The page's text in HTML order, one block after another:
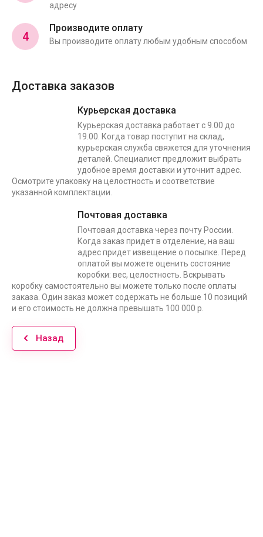
адресу
4
Производите оплату
Вы производите оплату любым удобным способом
Доставка заказов
Курьерская доставка
Курьерская доставка работает с 9.00 до
19.00. Когда товар поступит на склад,
курьерская служба свяжется для уточнения
деталей. Специалист предложит выбрать
удобное время доставки и уточнит адрес.
Осмотрите упаковку на целостность и соответствие
указанной комплектации.
Почтовая доставка
Почтовая доставка через почту России.
Когда заказ придет в отделение, на ваш
адрес придет извещение о посылке. Перед
оплатой вы можете оценить состояние
коробки: вес, целостность. Вскрывать
коробку самостоятельно вы можете только после оплаты
заказа. Один заказ может содержать не больше 10 позиций
и его стоимость не должна превышать 100 000 р.
Назад